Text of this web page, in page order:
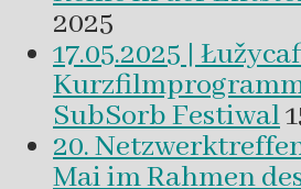
2025
17.05.2025 |
SubSorb Festiwal
20.
Mai im Rahmen